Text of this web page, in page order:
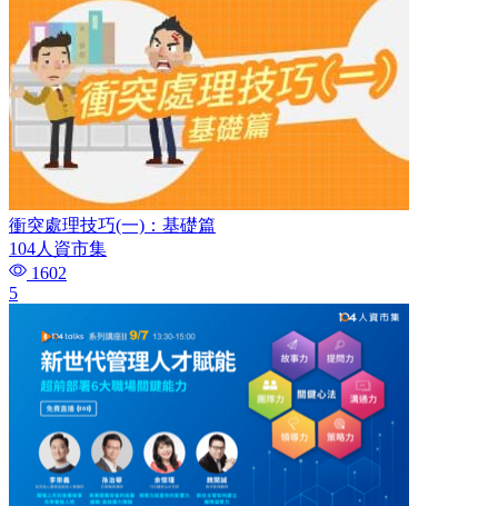
衝突處理技巧(一)：基礎篇
104人資市集
1602
5